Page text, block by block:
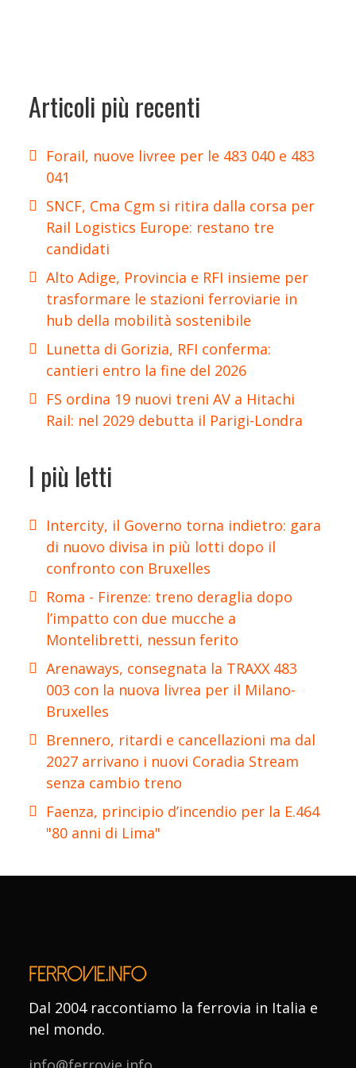
Articoli più recenti
Forail, nuove livree per le 483 040 e 483
041
SNCF, Cma Cgm si ritira dalla corsa per
Rail Logistics Europe: restano tre
candidati
Alto Adige, Provincia e RFI insieme per
trasformare le stazioni ferroviarie in
hub della mobilità sostenibile
Lunetta di Gorizia, RFI conferma:
cantieri entro la fine del 2026
FS ordina 19 nuovi treni AV a Hitachi
Rail: nel 2029 debutta il Parigi-Londra
I più letti
Intercity, il Governo torna indietro: gara
di nuovo divisa in più lotti dopo il
confronto con Bruxelles
Roma - Firenze: treno deraglia dopo
l’impatto con due mucche a
Montelibretti, nessun ferito
Arenaways, consegnata la TRAXX 483
003 con la nuova livrea per il Milano-
Bruxelles
Brennero, ritardi e cancellazioni ma dal
2027 arrivano i nuovi Coradia Stream
senza cambio treno
Faenza, principio d’incendio per la E.464
"80 anni di Lima"
Dal 2004 raccontiamo la ferrovia in Italia e
nel mondo.